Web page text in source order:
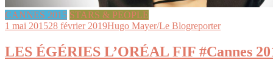
CANNES 2015 STARS & PEOPLE
1 mai 201528 février 2019Hugo Mayer/Le Blogreporter
LES ÉGÉRIES L’ORÉAL FIF #Cannes